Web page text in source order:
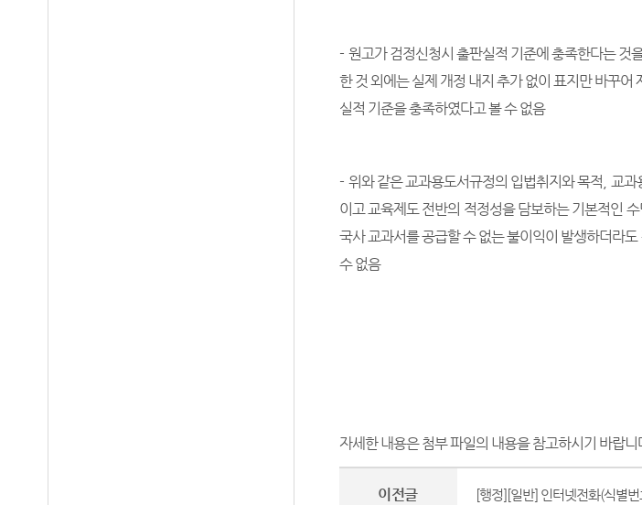
- 원고가 검정신청시 출판실적 기준에 충족한다는 것
한 것 외에는 실제 개정 내지 추가 없이 표지만 바꾸어
실적 기준을 충족하였다고 볼 수 없음
- 위와 같은 교과용도서규정의 입법취지와 목적 교과
이고 교육제도 전반의 적정성을 담보하는 기본적인
국사 교과서를 공급할 수 없는 불이익이 발생하더라
수 없음
자세한 내용은 첨부 파일의 내용을 참고하시기 바랍니
이전글 [행정][일반] 인터넷전화(식별